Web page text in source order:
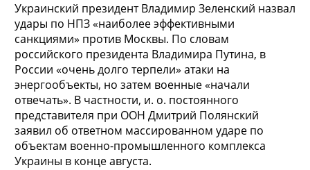
Украинский президент Владимир Зеленский назвал
удары по НПЗ «наиболее эффективными
санкциями» против Москвы. По словам
российского президента Владимира Путина, в
России «очень долго терпели» атаки на
энергообъекты, но затем военные «начали
отвечать». В частности, и. о. постоянного
представителя при ООН Дмитрий Полянский
заявил об ответном массированном ударе по
объектам военно-промышленного комплекса
Украины в конце августа.